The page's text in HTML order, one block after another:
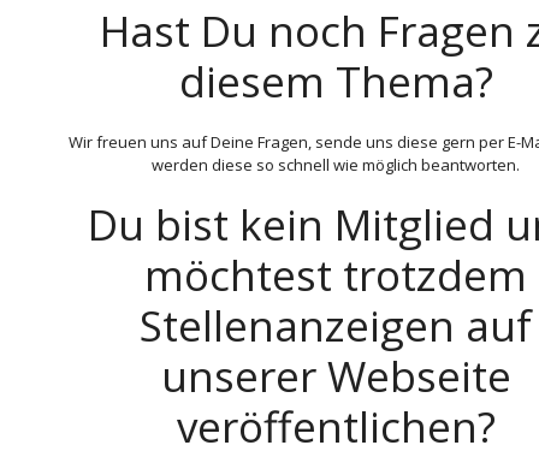
Hast Du noch Fragen
diesem Thema?
Wir freuen uns auf Deine Fragen, sende uns diese gern per E-
werden diese so schnell wie möglich beantworten.
Du bist kein Mitglied
möchtest trotzdem
Stellenanzeigen auf
unserer Webseite
veröffentlichen?